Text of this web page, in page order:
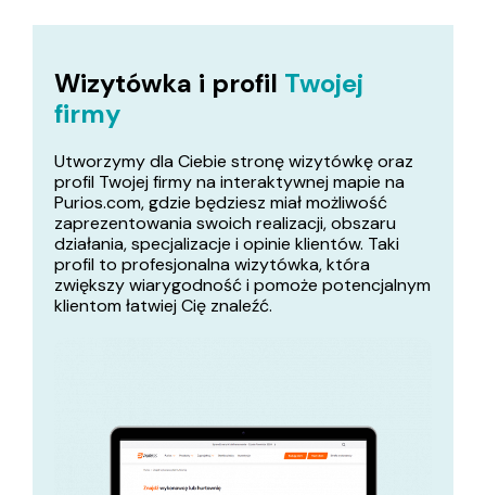
Wizytówka i profil Twojej
firmy
Utworzymy dla Ciebie stronę wizytówkę oraz
profil Twojej firmy na interaktywnej mapie na
Purios.com, gdzie będziesz miał możliwość
zaprezentowania swoich realizacji, obszaru
działania, specjalizacje i opinie klientów. Taki
profil to profesjonalna wizytówka, która
zwiększy wiarygodność i pomoże potencjalnym
klientom łatwiej Cię znaleźć.